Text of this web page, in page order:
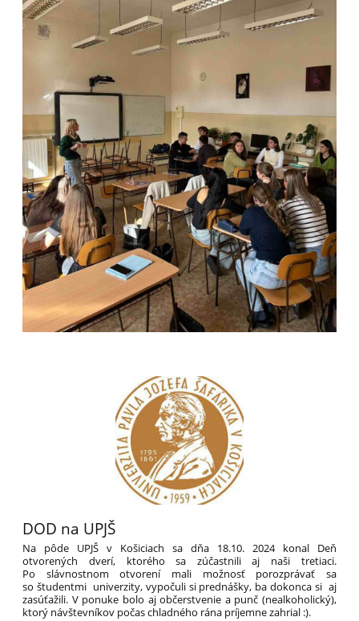
DOD na UPJŠ
Na pôde UPJŠ v Košiciach sa dňa 18.10. 2024 konal Deň
otvorených dverí, ktorého sa zúčastnili aj naši tretiaci.
Po slávnostnom otvorení mali možnosť porozprávať sa
so študentmi univerzity, vypočuli si prednášky, ba dokonca si aj
zasúťažili. V ponuke bolo aj občerstvenie a punč (nealkoholický),
ktorý návštevníkov počas chladného rána príjemne zahrial :).